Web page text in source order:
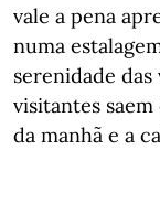
vale a pena
numa
serenidade das
visitantes
da manhã e a